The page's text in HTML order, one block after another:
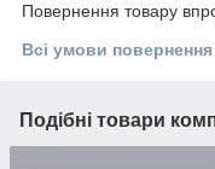
Повернення товару
Всі умови повернення
Подібні товари